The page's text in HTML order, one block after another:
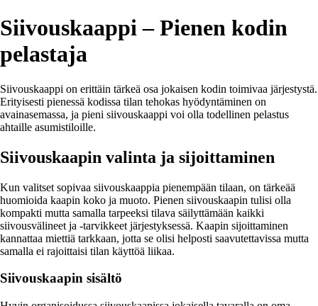
Siivouskaappi – Pienen kodin
pelastaja
Siivouskaappi on erittäin tärkeä osa jokaisen kodin toimivaa järjestystä.
Erityisesti pienessä kodissa tilan tehokas hyödyntäminen on
avainasemassa, ja pieni siivouskaappi voi olla todellinen pelastus
ahtaille asumistiloille.
Siivouskaapin valinta ja sijoittaminen
Kun valitset sopivaa siivouskaappia pienempään tilaan, on tärkeää
huomioida kaapin koko ja muoto. Pienen siivouskaapin tulisi olla
kompakti mutta samalla tarpeeksi tilava säilyttämään kaikki
siivousvälineet ja -tarvikkeet järjestyksessä. Kaapin sijoittaminen
kannattaa miettiä tarkkaan, jotta se olisi helposti saavutettavissa mutta
samalla ei rajoittaisi tilan käyttöä liikaa.
Siivouskaapin sisältö